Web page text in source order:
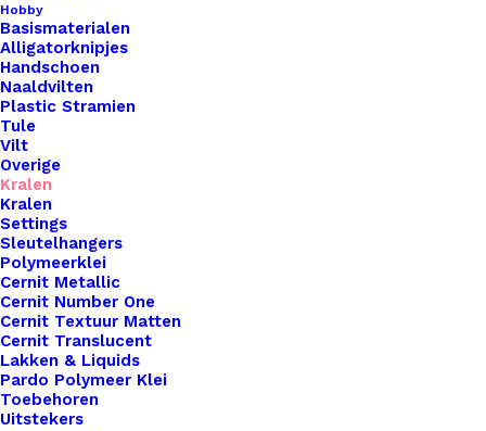
Hobby
Basismaterialen
Alligatorknipjes
Handschoen
Naaldvilten
Plastic Stramien
Tule
Vilt
Overige
Kralen
Kralen
Settings
Sleutelhangers
Polymeerklei
Cernit Metallic
Cernit Number One
Cernit Textuur Matten
Cernit Translucent
Lakken & Liquids
Pardo Polymeer Klei
Toebehoren
Uitstekers
Metalen Label Angel 11mm Goudkleurig
€1,10